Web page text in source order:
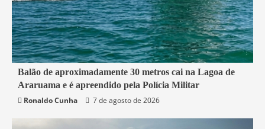
2 min read
Araruama
Segurança
Balão de aproximadamente 30 metros cai na Lagoa de
Araruama e é apreendido pela Polícia Militar
Ronaldo Cunha
7 de agosto de 2026